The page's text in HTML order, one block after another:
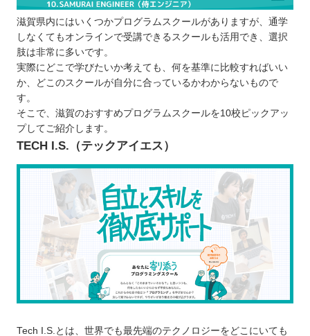
卒業後のサポート体制は万全か
料金に無理はないか
プログラムスクールで学習するメリット
短期間で効率的に学べる
講師にわからないところを質問できる
教育訓練給付金制度を受けられる場合もあ
る
プログラムスクールで学ぶ際の注意点
勉強する目的を明確にしておく
勉強時間を確保できるか確認する
無料講義や体験レッスンに参加する
滋賀で自分に合ったプログラムスクールを選ぼ
う！
自分の住んでるエリアでプログラミングスクールを
探したい⭐️
滋賀県内にはいくつかプログラムスクールがありますが、通学
しなくてもオンラインで受講できるスクールも活用でき、選択
肢は非常に多いです。
実際にどこで学びたいか考えても、何を基準に比較すればいい
か、どこのスクールが自分に合っているかわからないもので
す。
そこで、滋賀のおすすめプログラムスクールを10校ピックアッ
プしてご紹介します。
TECH I.S.（テックアイエス）
Tech I.S.とは、世界でも最先端のテクノロジーをどこにいても